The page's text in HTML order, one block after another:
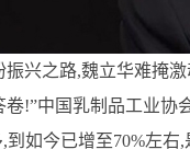
兴之路,魏立华难掩
卷!”中国乳制品工业协
,到如今已增至70%左